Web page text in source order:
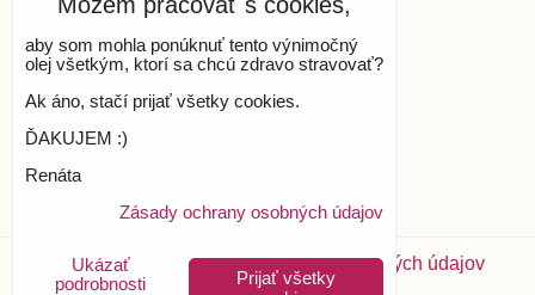
Predvoľby súkromia Zásady ochrany osobných údajov
aby som mohla ponúknuť tento výnimočný
olej všetkým, ktorí sa chcú zdravo stravovať?
Ak áno, stačí prijať všetky cookies.
ĎAKUJEM :)
Renáta
Zásady ochrany osobných údajov
Ukázať
podrobnosti
Prijať všetky